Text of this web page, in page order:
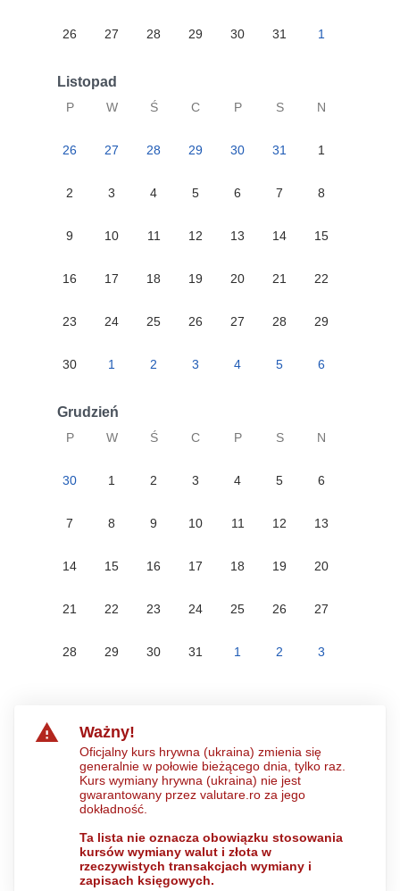
26 27 28 29 30 31 1
Listopad
P W Ś C P S N
26 27 28 29 30 31 1
2 3 4 5 6 7 8
9 10 11 12 13 14 15
16 17 18 19 20 21 22
23 24 25 26 27 28 29
30 1 2 3 4 5 6
Grudzień
P W Ś C P S N
30 1 2 3 4 5 6
7 8 9 10 11 12 13
14 15 16 17 18 19 20
21 22 23 24 25 26 27
28 29 30 31 1 2 3
Ważny!
Oficjalny kurs hrywna (ukraina) zmienia się
generalnie w połowie bieżącego dnia, tylko raz.
Kurs wymiany hrywna (ukraina) nie jest
gwarantowany przez valutare.ro za jego
dokładność.
Ta lista nie oznacza obowiązku stosowania
kursów wymiany walut i złota w
rzeczywistych transakcjach wymiany i
zapisach księgowych.